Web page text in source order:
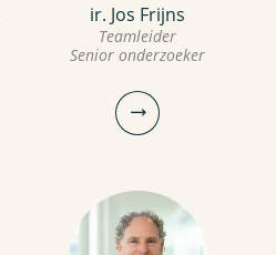
Fabi van Berkel
Portfoliomanager
030-6069571
fabi.van.berkel@kwrwater.nl
ir. Jos Frijns
Teamleider
Senior onderzoeker